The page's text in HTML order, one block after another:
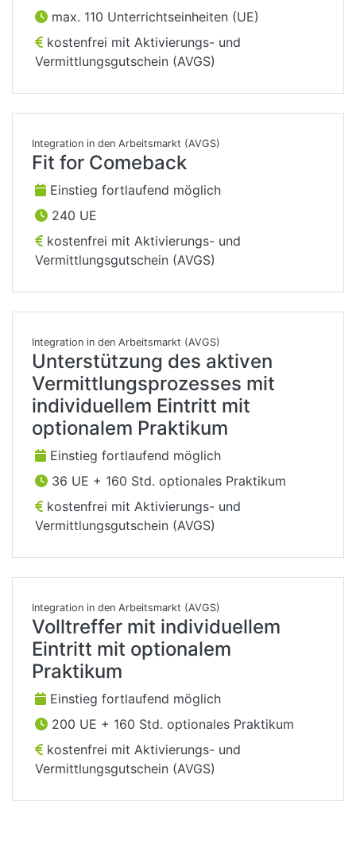
max. 110 Unterrichtseinheiten (UE)
kostenfrei mit Aktivierungs- und
Vermittlungsgutschein (AVGS)
Integration in den Arbeitsmarkt (AVGS)
Fit for Comeback
Einstieg fortlaufend möglich
240 UE
kostenfrei mit Aktivierungs- und
Vermittlungsgutschein (AVGS)
Integration in den Arbeitsmarkt (AVGS)
Unterstützung des aktiven
Vermittlungsprozesses mit
individuellem Eintritt mit
optionalem Praktikum
Einstieg fortlaufend möglich
36 UE + 160 Std. optionales Praktikum
kostenfrei mit Aktivierungs- und
Vermittlungsgutschein (AVGS)
Integration in den Arbeitsmarkt (AVGS)
Volltreffer mit individuellem
Eintritt mit optionalem
Praktikum
Einstieg fortlaufend möglich
200 UE + 160 Std. optionales Praktikum
kostenfrei mit Aktivierungs- und
Vermittlungsgutschein (AVGS)